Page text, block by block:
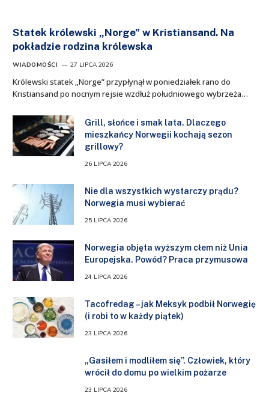
Statek królewski „Norge” w Kristiansand. Na
pokładzie rodzina królewska
WIADOMOŚCI 27 LIPCA 2026
Królewski statek „Norge” przypłynął w poniedziałek rano do
Kristiansand po nocnym rejsie wzdłuż południowego wybrzeża…
Grill, słońce i smak lata. Dlaczego
mieszkańcy Norwegii kochają sezon
grillowy?
26 LIPCA 2026
Nie dla wszystkich wystarczy prądu?
Norwegia musi wybierać
25 LIPCA 2026
Norwegia objęta wyższym cłem niż Unia
Europejska. Powód? Praca przymusowa
24 LIPCA 2026
Tacofredag – jak Meksyk podbił Norwegię
(i robi to w każdy piątek)
23 LIPCA 2026
„Gasiłem i modliłem się”. Człowiek, który
wrócił do domu po wielkim pożarze
23 LIPCA 2026